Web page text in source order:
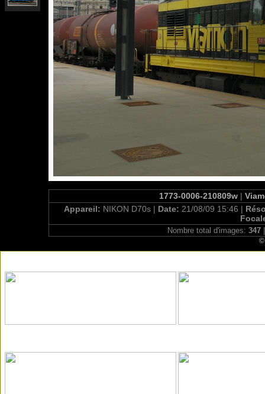
1773-0006-210809w|
Appareil: NIKON D70s | Date: 21/08/09 15:46 |
Nombre total d'images: 347|
©